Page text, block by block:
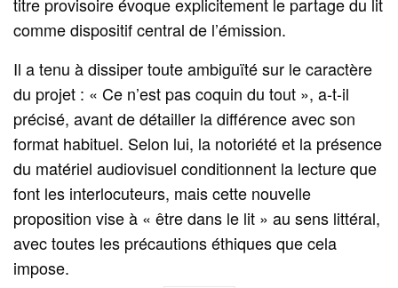
comme dispositif central de l’émission.
Il a tenu à dissiper toute ambiguïté sur le caractère
du projet : « Ce n’est pas coquin du tout », a-t-il
précisé, avant de détailler la différence avec son
format habituel. Selon lui, la notoriété et la présence
du matériel audiovisuel conditionnent la lecture que
font les interlocuteurs, mais cette nouvelle
proposition vise à « être dans le lit » au sens littéral,
avec toutes les précautions éthiques que cela
impose.